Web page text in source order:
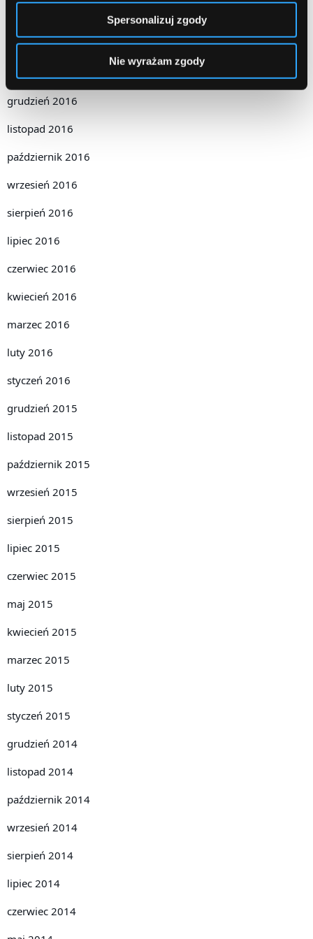
Spersonalizuj zgody
Nie wyrażam zgody
luty 2017
grudzień 2016
listopad 2016
październik 2016
wrzesień 2016
sierpień 2016
lipiec 2016
czerwiec 2016
kwiecień 2016
marzec 2016
luty 2016
styczeń 2016
grudzień 2015
listopad 2015
październik 2015
wrzesień 2015
sierpień 2015
lipiec 2015
czerwiec 2015
maj 2015
kwiecień 2015
marzec 2015
luty 2015
styczeń 2015
grudzień 2014
listopad 2014
październik 2014
wrzesień 2014
sierpień 2014
lipiec 2014
czerwiec 2014